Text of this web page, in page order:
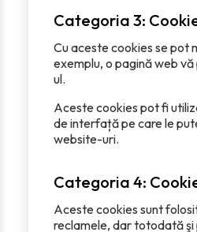
Categoria 3:
Cu aceste cookies se pot
exemplu, o pagină web
ul.
Aceste cookies pot fi
de interfață pe care le
website-uri.
Categoria 4:
Aceste cookies sunt
reclamele, dar totodată şi